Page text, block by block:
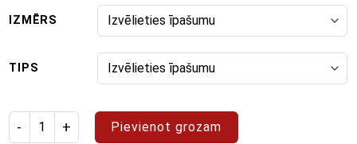
IZMĒRS
TIPS
Izstrādājuma daudzums: glezna "Abstrakts 79"
Pievienot grozam